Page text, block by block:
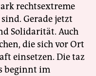
rechtsextreme
Gerade jetzt
Solidarität. Auch
die sich vor Ort
einsetzen. Die taz
beginnt im